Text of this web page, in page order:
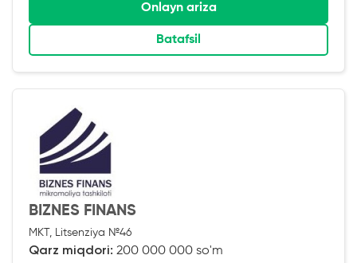
Onlayn ariza
Batafsil
BIZNES FINANS
MKT, Litsenziya №46
Qarz miqdori: 200 000 000 so'm